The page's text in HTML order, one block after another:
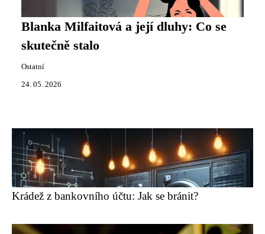
Blanka Milfaitová a její dluhy: Co se
skutečně stalo
Ostatní
24. 05. 2026
Krádež z bankovního účtu: Jak se bránit?